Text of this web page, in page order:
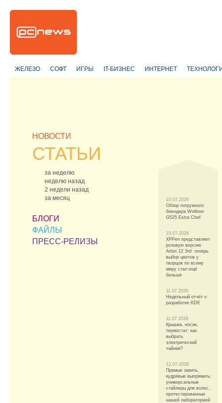
ЖЕЛЕЗО СОФТ ИГРЫ IT-БИЗНЕС ИНТЕРНЕТ
НОВОСТИ
СТАТЬИ
за неделю
неделю назад
2 недели назад
за месяц
БЛОГИ
ФАЙЛЫ
ПРЕСС-РЕЛИЗЫ
10.07.2026
Обзор погружного
блендера Wollmer
G525 Extra Chef
10.07.2026
XPPen представляет
розовую версию
Artist 12 3rd: теперь
выбор цветов у
творцов по всему
миру стал ещё
больше
11.07.2026
Недельный отчёт о
разработке KDE
11.07.2026
Крышка, носик,
термостат: как
выбрать
электрический
чайник?
12.07.2026
Прямые завить,
кудрявые выпрямить:
универсальные
стайлеры для волос,
протестированные
нашей лабораторией